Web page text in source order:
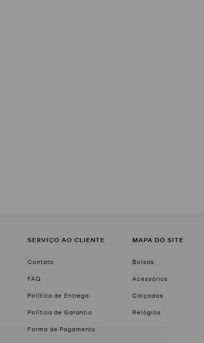
SERVIÇO AO CLIENTE
Contato
FAQ
Política de Entrega
Política de Garantia
Forma de Pagamento
MAPA DO SITE
Bolsas
Acessórios
Calçados
Relógios